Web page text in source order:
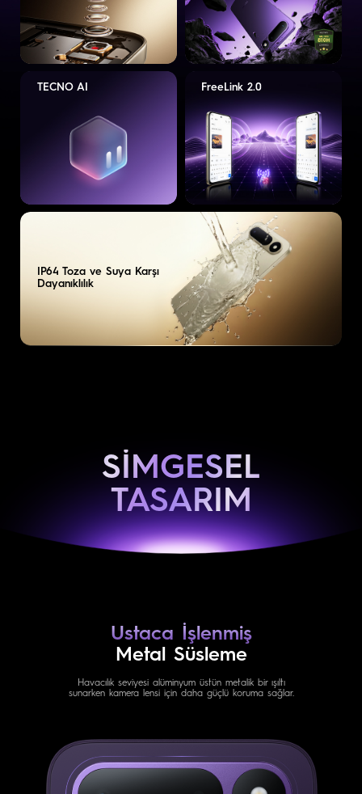
TECNO AI FreeLink 2.0
IP64 Toza ve Suya Karşı
Dayanıklılık
SİMGESEL
TASARIM
Ustaca İşlenmiş
Metal Süsleme
Havacılık seviyesi alüminyum üstün metalik bir ışıltı
sunarken kamera lensi için daha güçlü koruma sağlar.